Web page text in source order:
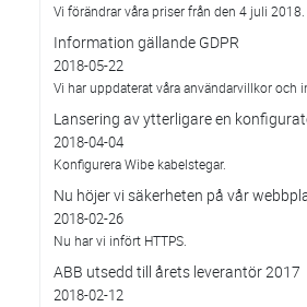
Vi förändrar våra priser från den 4 juli 2018.
Information gällande GDPR
2018-05-22
Vi har uppdaterat våra användarvillkor och
Lansering av ytterligare en
2018-04-04
Konfigurera Wibe kabelstegar.
Nu höjer vi säkerheten på vår
2018-02-26
Nu har vi infört HTTPS.
ABB utsedd till årets leverantör 2017
2018-02-12